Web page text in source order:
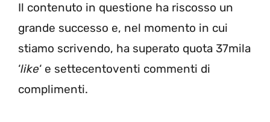
Il contenuto in questione ha riscosso un
grande successo e, nel momento in cui
stiamo scrivendo, ha superato quota 37mila
‘like‘ e settecentoventi commenti di
complimenti.